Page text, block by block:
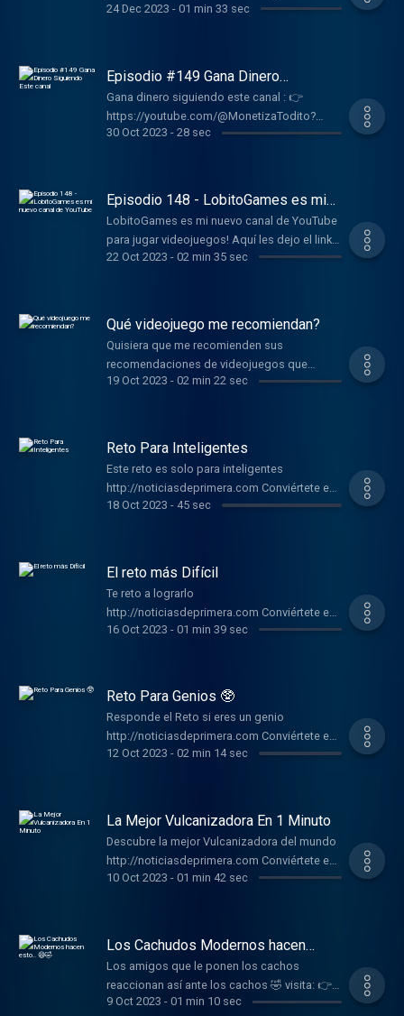
recargardo con estas tres opciones
https://www.spreaker.com/podcast/comedia-
divertida--5806312/support .
24 Dec 2023 - 01 min 33 sec
Episodio #149 Gana Dinero
Siguiendo Este canal
Gana dinero siguiendo este canal : 👉
https://youtube.com/@MonetizaTodito?
si=NDXbFBq2AK9cOufq Conviértete en un
divertida--5806312/support .
30 Oct 2023 - 28 sec
Episodio 148 - LobitoGames es mi
nuevo canal de YouTube
LobitoGames es mi nuevo canal de YouTube
para jugar videojuegos! Aquí les dejo el link:
https://youtu.be/zSCVAlkDs80?s...
divertida--5806312/support .
22 Oct 2023 - 02 min 35 sec
Qué videojuego me recomiendan?
Quisiera que me recomienden sus
recomendaciones de videojuegos que
ustedes juegan o cuál les gustaría verme
https://youtube.com/@lobitoisaias?
si=3egEr22t0zSZdW9h Conviértete en un
supporter de este podcast:
https://www.spreaker.com/podcast/comedia-
19 Oct 2023 - 02 min 22 sec
Reto Para Inteligentes
Este reto es solo para inteligentes
http://noticiasdeprimera.com Conviértete en
un supporter de este podcast:
18 Oct 2023 - 45 sec
El reto más Difícil
Te reto a lograrlo
http://noticiasdeprimera.com Conviértete en
un supporter de este podcast:
16 Oct 2023 - 01 min 39 sec
Reto Para Genios 🥸
Responde el Reto si eres un genio
http://noticiasdeprimera.com Conviértete en
un supporter de este podcast:
12 Oct 2023 - 02 min 14 sec
La Mejor Vulcanizadora En 1 Minuto
Descubre la mejor Vulcanizadora del mundo
http://noticiasdeprimera.com Conviértete en
un supporter de este podcast:
10 Oct 2023 - 01 min 42 sec
Los Cachudos Modernos hacen
esto.. 😅🤣
Los amigos que le ponen los cachos
reaccionan así ante los cachos 🤣 visita: 👉
http://noticiasdeprimera.com Conviértete en
9 Oct 2023 - 01 min 10 sec